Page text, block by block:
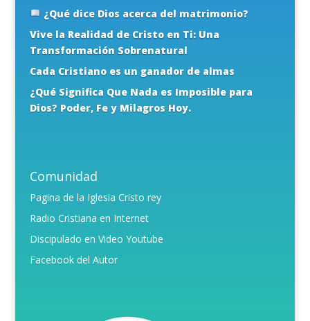
¿Qué dice Dios acerca del matrimonio?
Vive la Realidad de Cristo en Ti: Una
Transformación Sobrenatural
Cada Cristiano es un ganador de almas
¿Qué Significa Que Nada es Imposible para
Dios? Poder, Fe y Milagros Hoy.
Comunidad
Pagina de la Iglesia Cristo rey
Radio Cristiana en Internet
Discipulado en Video Youtube
Facebook del Autor